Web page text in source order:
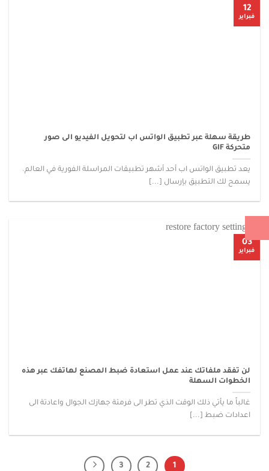
طريقة سهلة عبر تطبيق الواتس اب لتحويل الفيديو الى صور
متحركة GIF
يعد تطبيق الواتس اب أحد أشهر تطبيقات المراسلة الفورية في العالم.
يسمح لك التطبيق بإرسال [...]
12
فبراير
لن تفقد ملفاتك عند عمل استعادة ضبط المصنع لهاتفك عبر هذه
الخطوات السهلة
غالباً ما يأتي ذلك الوقت الذي تطر الى فرمتة جهازك الجوال واعادتة الى
اعدادات ضبط [...]
03
فبراير
1
2
3